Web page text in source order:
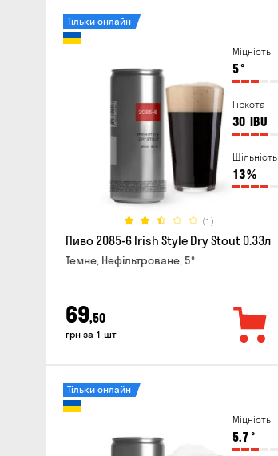
Міцність
5°
Гіркота
30 IBU
Щільність
13%
(1)
Тільки онлайн
Пиво 2085-6 Irish Style Dry Stout 0.33л
Темне, Нефільтроване, 5°
69,50
грн за 1 шт
Міцність
5.7°
Тільки онлайн